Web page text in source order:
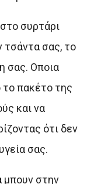
συρτάρι
τσάντα σας, το
σας. Οποια
το πακέτο της
και να
ότι δεν
σας.
μπουν στην